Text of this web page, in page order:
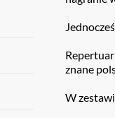
znane
W